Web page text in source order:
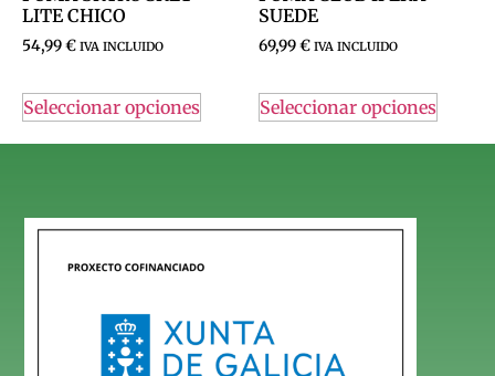
LITE CHICO
54,99€ IVA INCLUIDO
Seleccionar opciones
SUEDE
69,99€ IVA INCLUIDO
Seleccionar opciones